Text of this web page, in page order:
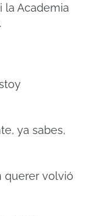
la Academia
ya sabes,
querer volvió